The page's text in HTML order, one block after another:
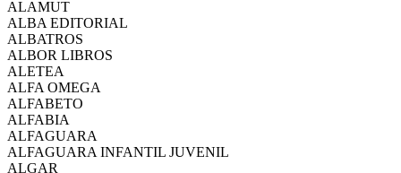
ALAMUT
ALBA EDITORIAL
ALBATROS
ALBOR LIBROS
ALETEA
ALFA OMEGA
ALFABETO
ALFABIA
ALFAGUARA
ALFAGUARA INFANTIL JUVENIL
ALGAR